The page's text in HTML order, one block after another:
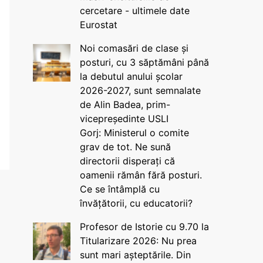
cercetare - ultimele date
Eurostat
Noi comasări de clase și
posturi, cu 3 săptămâni până
la debutul anului școlar
2026-2027, sunt semnalate
de Alin Badea, prim-
vicepreședinte USLI
Gorj: Ministerul o comite
grav de tot. Ne sună
directorii disperați că
oamenii rămân fără posturi.
Ce se întâmplă cu
învățătorii, cu educatorii?
Profesor de Istorie cu 9.70 la
Titularizare 2026: Nu prea
sunt mari așteptările. Din